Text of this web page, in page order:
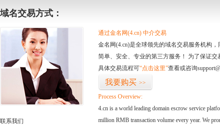
域名交易方式：
联系我们
通过金名网(4.cn) 中介交易
金名网(4.cn)是全球领先的域名交易服务机构
简单、安全、专业的第三方服务！ 为了保证
具体交易流程可“点击这里”查看或咨询
我要购买 >>
Process Overview:
4.cn is a world leading domain escrow service
million RMB transaction volume every year. We